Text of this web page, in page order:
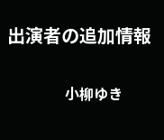
出演者の追加情報
小柳ゆき